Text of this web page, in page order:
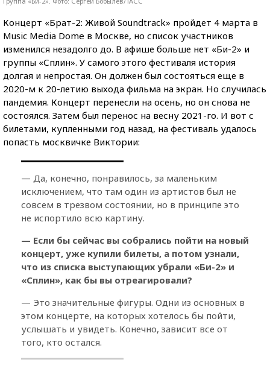
Концерт «Брат-2: Живой Soundtrack» пройдет 4 марта в
Music Media Dome в Москве, но список участников
изменился незадолго до. В афише больше нет «Би-2» и
группы «Сплин». У самого этого фестиваля история
долгая и непростая. Он должен был состояться еще в
2020-м к 20-летию выхода фильма на экран. Но случилась
пандемия. Концерт перенесли на осень, но он снова не
состоялся. Затем был перенос на весну 2021-го. И вот с
билетами, купленными год назад, на фестиваль удалось
попасть москвичке Виктории:
— Да, конечно, понравилось, за маленьким
исключением, что там один из артистов был не
совсем в трезвом состоянии, но в принципе это
не испортило всю картину.
— Если бы сейчас вы собрались пойти на новый
концерт, уже купили билеты, а потом узнали,
что из списка выступающих убрали «Би-2» и
«Сплин», как бы вы отреагировали?
— Это значительные фигуры. Одни из основных в
этом концерте, на которых хотелось бы пойти,
услышать и увидеть. Конечно, зависит все от
того, кто остался.